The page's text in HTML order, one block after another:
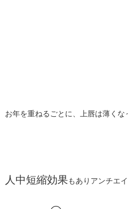
お年を重ねるごとに、上唇は薄くな
人中短縮効果 もありアンチエ